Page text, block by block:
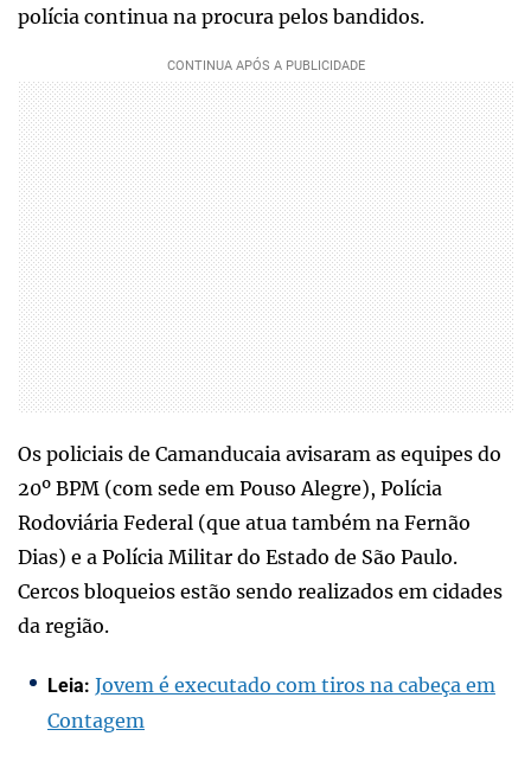
polícia continua na procura pelos bandidos.
Os policiais de Camanducaia avisaram as equipes do
20º BPM (com sede em Pouso Alegre), Polícia
Rodoviária Federal (que atua também na Fernão
Dias) e a Polícia Militar do Estado de São Paulo.
Cercos bloqueios estão sendo realizados em cidades
da região.
Leia: Jovem é executado com tiros na cabeça em
Contagem